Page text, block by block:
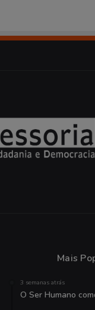
Mais
3 semanas atrás
O Ser Humano